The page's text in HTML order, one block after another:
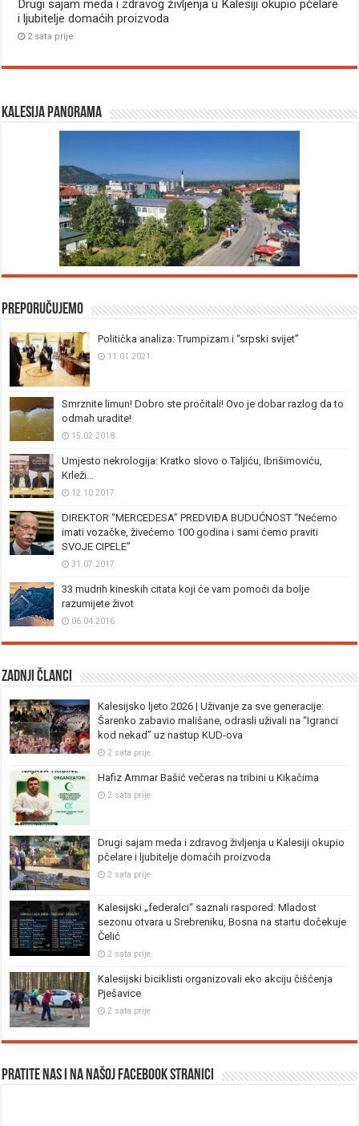
Drugi sajam meda i zdravog življenja u Kalesiji okupio pčelare
i ljubitelje domaćih proizvoda
2 sata prije
Kalesija panorama
Preporučujemo
Politička analiza: Trumpizam i “srpski svijet”
11.01.2021.
Smrznite limun! Dobro ste pročitali! Ovo je dobar razlog da to
odmah uradite!
15.02.2018.
Umjesto nekrologija: Kratko slovo o Taljiću, Ibrišimoviću,
Krleži…
12.10.2017.
DIREKTOR “MERCEDESA” PREDVIĐA BUDUĆNOST “Nećemo
imati vozačke, živećemo 100 godina i sami ćemo praviti
SVOJE CIPELE”
31.07.2017.
33 mudrih kineskih citata koji će vam pomoći da bolje
razumijete život
06.04.2016.
Zadnji članci
Kalesijsko ljeto 2026 | Uživanje za sve generacije:
Šarenko zabavio mališane, odrasli uživali na “Igranci
kod nekad” uz nastup KUD-ova
2 sata prije
Hafiz Ammar Bašić večeras na tribini u Kikačima
2 sata prije
Drugi sajam meda i zdravog življenja u Kalesiji okupio
pčelare i ljubitelje domaćih proizvoda
2 sata prije
Kalesijski „federalci“ saznali raspored: Mladost
sezonu otvara u Srebreniku, Bosna na startu dočekuje
Čelić
2 sata prije
Kalesijski biciklisti organizovali eko akciju čišćenja
Pješavice
2 sata prije
Pratite nas i na našoj facebook stranici